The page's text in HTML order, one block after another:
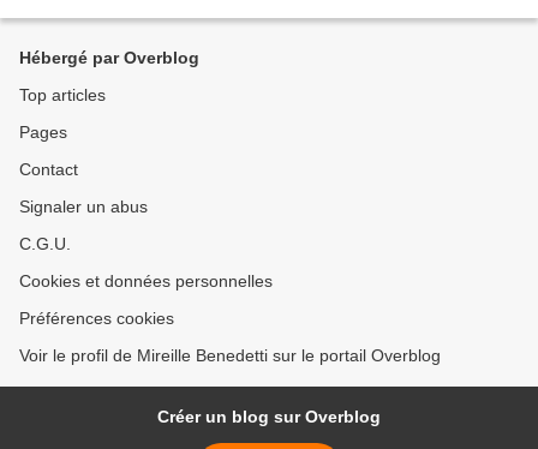
Hébergé par Overblog
Top articles
Pages
Contact
Signaler un abus
C.G.U.
Cookies et données personnelles
Préférences cookies
Voir le profil de Mireille Benedetti sur le portail Overblog
Créer un blog sur Overblog